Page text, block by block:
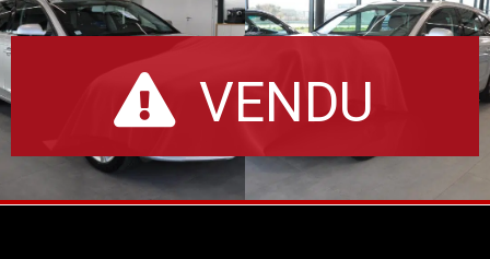
VENDU